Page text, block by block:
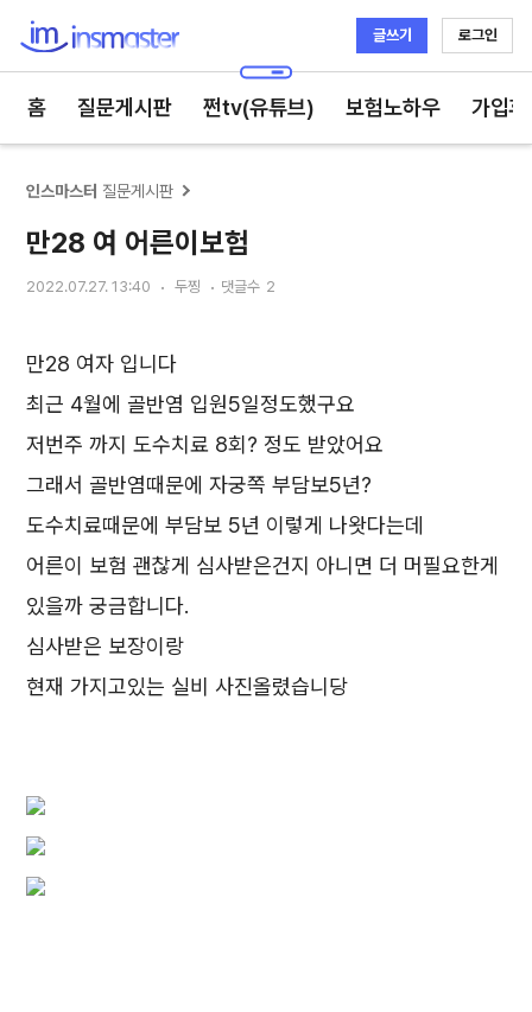
글쓰기 로그인
홈 질문게시판 쩐tv(유튜브) 보험노하우 가입
인스마스터 질문게시판
만28 여 어른이보험
2022.07.27. 13:40 두찡 댓글수 2
만28 여자 입니다
최근 4월에 골반염 입원5일정도했구요
저번주 까지 도수치료 8회? 정도 받았어요
그래서 골반염때문에 자궁쪽 부담보5년?
도수치료때문에 부담보 5년 이렇게 나왓다는데
어른이 보험 괜찮게 심사받은건지 아니면 더 머필요한게
있을까 궁금합니다.
심사받은 보장이랑
현재 가지고있는 실비 사진올렸습니당